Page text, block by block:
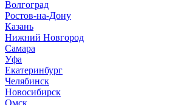
Волгоград
Ростов-на-Дону
Казань
Нижний Новгород
Самара
Уфа
Екатеринбург
Челябинск
Новосибирск
Омск